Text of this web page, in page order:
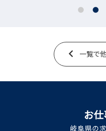
一覧で
お
岐阜県の